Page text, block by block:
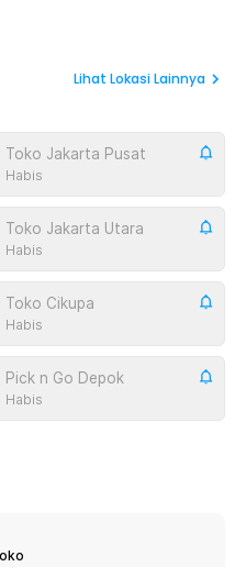
Lihat Lokasi Lainnya
Toko Jakarta Pusat
Habis
Toko Jakarta Utara
Habis
Toko Cikupa
Habis
Pick n Go Depok
Habis